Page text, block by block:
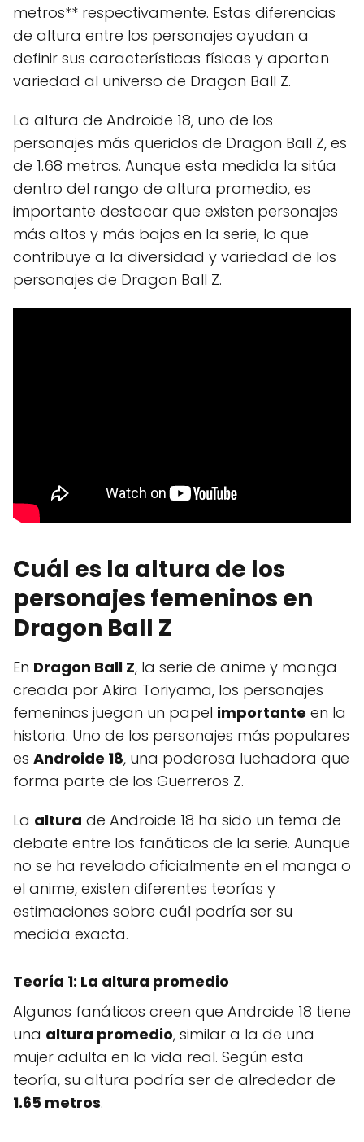
metros** respectivamente. Estas diferencias
de altura entre los personajes ayudan a
definir sus características físicas y aportan
variedad al universo de Dragon Ball Z.
La altura de Androide 18, uno de los
personajes más queridos de Dragon Ball Z, es
de 1.68 metros. Aunque esta medida la sitúa
dentro del rango de altura promedio, es
importante destacar que existen personajes
más altos y más bajos en la serie, lo que
contribuye a la diversidad y variedad de los
personajes de Dragon Ball Z.
Cuál es la altura de los
personajes femeninos en
Dragon Ball Z
En Dragon Ball Z, la serie de anime y manga
creada por Akira Toriyama, los personajes
femeninos juegan un papel importante en la
historia. Uno de los personajes más populares
es Androide 18, una poderosa luchadora que
forma parte de los Guerreros Z.
La altura de Androide 18 ha sido un tema de
debate entre los fanáticos de la serie. Aunque
no se ha revelado oficialmente en el manga o
el anime, existen diferentes teorías y
estimaciones sobre cuál podría ser su
medida exacta.
Teoría 1: La altura promedio
Algunos fanáticos creen que Androide 18 tiene
una altura promedio, similar a la de una
mujer adulta en la vida real. Según esta
teoría, su altura podría ser de alrededor de
1.65 metros.